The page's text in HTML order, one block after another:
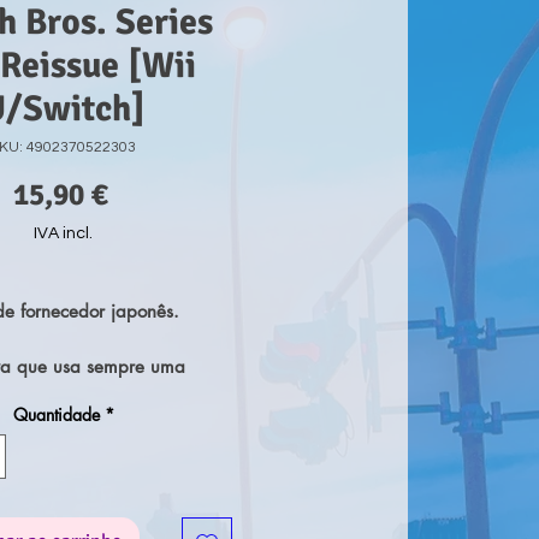
Bros. Series
[Wii
Switch]
4902370522303
15,90 €Preço
IVA incl.
fornecedor japonês.
que usa sempre uma
e guarda sempre um
delas na sua casa na
são uma forma
Quantidade *